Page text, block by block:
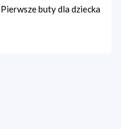
Pierwsze buty dla dziecka